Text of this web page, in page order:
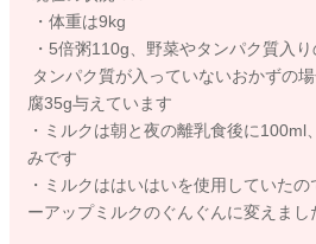
・体重は9kg
・5倍粥110g、野菜やタンパク質入
タンパク質が入っていないおかずの
腐35g与えています
・ミルクは朝と夜の離乳食後に
みです
・ミルクははいはいを使用していた
ーアップミルクのぐんぐんに変えまし